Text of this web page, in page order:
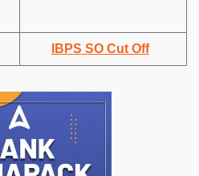
IBPS SO Cut Off